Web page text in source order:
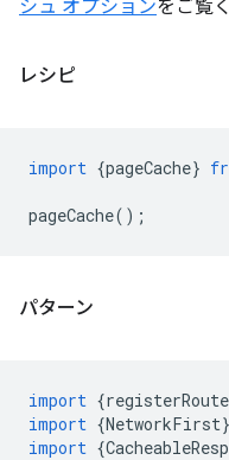
シュ オプションをご覧
レシピ
import {pageCache}
pageCache();
パターン
import {registerRoute
import {NetworkFirst}
import {